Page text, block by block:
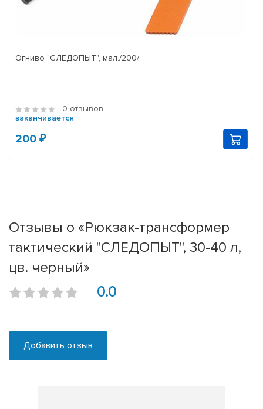
Огниво "СЛЕДОПЫТ", мал./200/
0 отзывов
заканчивается
200 ₽
Отзывы о «Рюкзак-трансформер
тактический "СЛЕДОПЫТ", 30-40 л,
цв. черный»
0.0
Добавить отзыв